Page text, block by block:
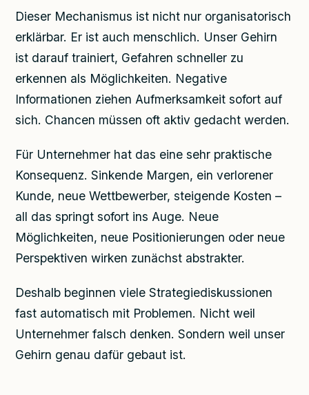
Dieser Mechanismus ist nicht nur organisatorisch
erklärbar. Er ist auch menschlich. Unser Gehirn
ist darauf trainiert, Gefahren schneller zu
erkennen als Möglichkeiten. Negative
Informationen ziehen Aufmerksamkeit sofort auf
sich. Chancen müssen oft aktiv gedacht werden.
Für Unternehmer hat das eine sehr praktische
Konsequenz. Sinkende Margen, ein verlorener
Kunde, neue Wettbewerber, steigende Kosten –
all das springt sofort ins Auge. Neue
Möglichkeiten, neue Positionierungen oder neue
Perspektiven wirken zunächst abstrakter.
Deshalb beginnen viele Strategiediskussionen
fast automatisch mit Problemen. Nicht weil
Unternehmer falsch denken. Sondern weil unser
Gehirn genau dafür gebaut ist.